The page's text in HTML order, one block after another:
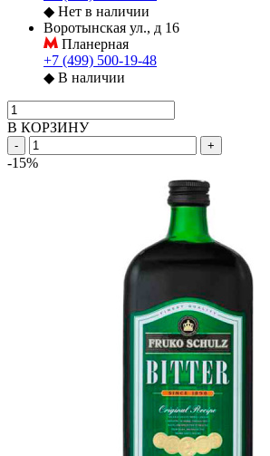
◆ Нет в наличии
Воротынская ул., д 16
Планерная
+7 (499) 500-19-48
◆ В наличии
В КОРЗИНУ
- +
-15%